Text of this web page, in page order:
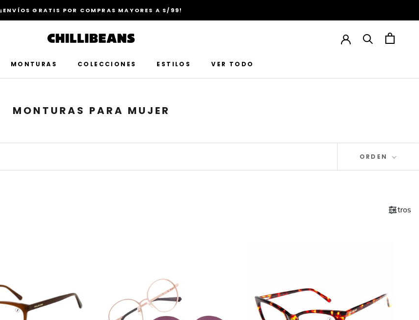
¡ENVÍOS GRATIS POR COMPRAS MAYORES A S/99!
MONTURAS COLECCIONES ESTILOS
VER TODO
MONTURAS PARA MUJER
ORDEN
Filtros
Únete a Chilli Beans